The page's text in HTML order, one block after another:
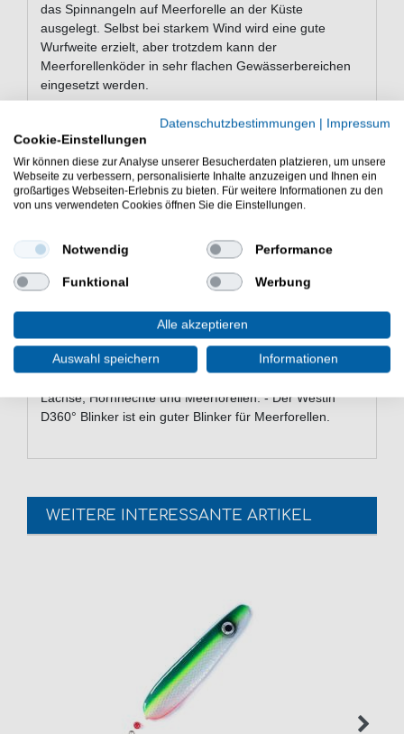
das Spinnangeln auf Meerforelle an der Küste
ausgelegt. Selbst bei starkem Wind wird eine gute
Wurfweite erzielt, aber trotzdem kann der
Meerforellenköder in sehr flachen Gewässerbereichen
eingesetzt werden.
Eigenschaften des Westin D360°
Blinkers
Bleifrei
Durchlaufblinker - weniger Aussteiger im Drill
Länge: 9,5cm
verschiedene Farben zur Auswahl
Lieferumfang: 1 Blinker inkl. 3 Sprengringen & 3
Perlen
Lachse, Hornhechte und Meerforellen. - Der Westin
D360° Blinker ist ein guter Blinker für Meerforellen.
WEITERE INTERESSANTE ARTIKEL
Datenschutzbestimmungen | Impressum
Cookie-Einstellungen
Wir können diese zur Analyse unserer Besucherdaten platzieren, um unsere
Webseite zu verbessern, personalisierte Inhalte anzuzeigen und Ihnen ein
großartiges Webseiten-Erlebnis zu bieten. Für weitere Informationen zu den
von uns verwendeten Cookies öffnen Sie die Einstellungen.
Notwendig Performance
Funktional Werbung
Alle akzeptieren
Auswahl speichern Informationen